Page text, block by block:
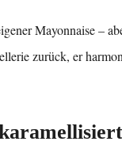
Mayonnaise –
zurück, er